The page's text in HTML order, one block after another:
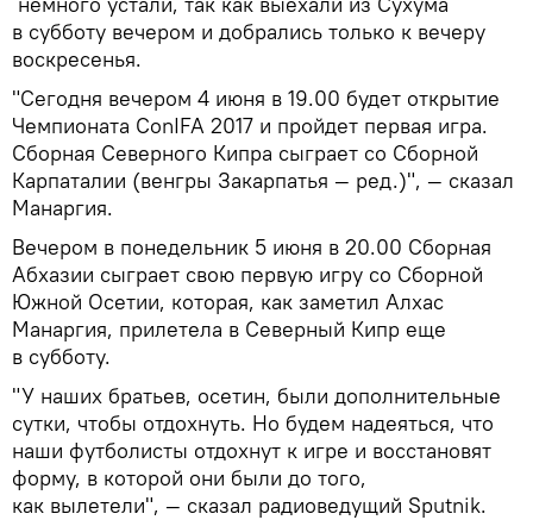
в субботу вечером и добрались только к вечеру
воскресенья.
"Сегодня вечером 4 июня в 19.00 будет открытие
Чемпионата ConIFA 2017 и пройдет первая игра.
Сборная Северного Кипра сыграет со Сборной
Карпаталии (венгры Закарпатья — ред.)", — сказал
Манаргия.
Вечером в понедельник 5 июня в 20.00 Сборная
Абхазии сыграет свою первую игру со Сборной
Южной Осетии, которая, как заметил Алхас
Манаргия, прилетела в Северный Кипр еще
в субботу.
"У наших братьев, осетин, были дополнительные
сутки, чтобы отдохнуть. Но будем надеяться, что
наши футболисты отдохнут к игре и восстановят
форму, в которой они были до того,
как вылетели", — сказал радиоведущий Sputnik.